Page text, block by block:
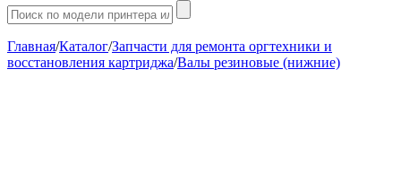
Главная/Каталог/Запчасти для ремонта оргтехники и
восстановления картриджа/Валы резиновые (нижние)